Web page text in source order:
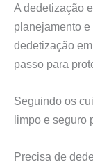
A dedetização
planejamento
dedetização
passo para
Seguindo os
limpo e seguro
Precisa de